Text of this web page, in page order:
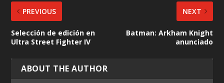
PREVIOUS
Selección de edición en
Ultra Street Fighter IV
NEXT
Batman: Arkham Knight
anunciado
ABOUT THE AUTHOR